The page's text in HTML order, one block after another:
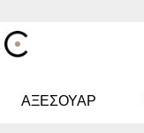
ΑΞΕΣΟΥΑΡ